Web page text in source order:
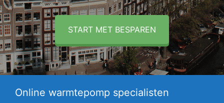
START MET BESPAREN
Online warmtepomp specialisten